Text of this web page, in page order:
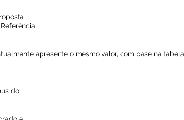
apresente o mesmo valor, com base na tabela
do